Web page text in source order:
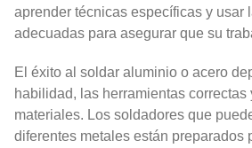
aprender técnicas específicas y usar
adecuadas para asegurar que su
El éxito al soldar aluminio o acero
habilidad, las herramientas
materiales. Los soldadores que
diferentes metales están preparados